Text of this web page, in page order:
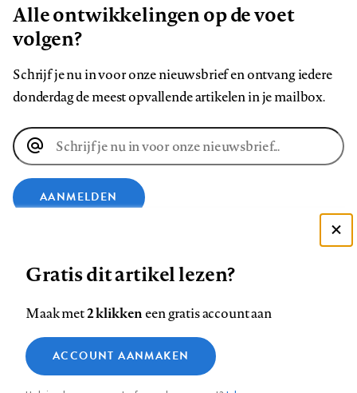
Alle ontwikkelingen op de voet
volgen?
Schrijf je nu in voor onze nieuwsbrief en ontvang iedere
donderdag de meest opvallende artikelen in je mailbox.
E-
mailadres
AANMELDEN
op
Facebook
op
LinkedIn
op
Bluesky
ons
op
InstagramYouTube
Footer
Contact Colofon Disclaimer Privacy
Medische vragen verdienen
betrouwbare antwoorden
Zie onze cookie policy
Functionele cookies
Analytische cookies
Gratis dit artikel lezen?
Maak met2 klikkeneen gratis account aan
ACCOUNT AANMAKEN